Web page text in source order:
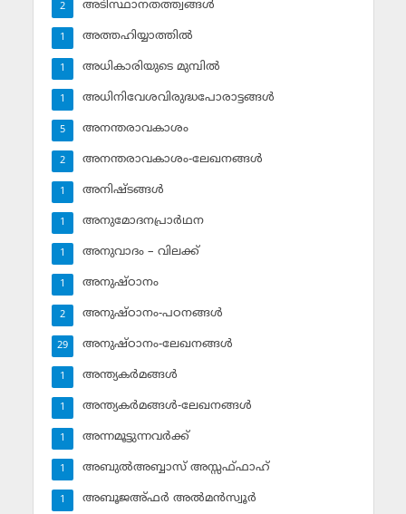
അടിസ്ഥാനതത്ത്വങ്ങള്‍
2
അത്തഹിയ്യാത്തില്‍
1
അധികാരിയുടെ മുമ്പില്‍
1
അധിനിവേശവിരുദ്ധപോരാട്ടങ്ങള്‍
1
അനന്തരാവകാശം
5
അനന്തരാവകാശം-ലേഖനങ്ങള്‍
2
അനിഷ്ടങ്ങള്‍
1
അനുമോദനപ്രാര്‍ഥന
1
അനുവാദം – വിലക്ക്‌
1
അനുഷ്ഠാനം
1
അനുഷ്ഠാനം-പഠനങ്ങള്‍
2
അനുഷ്ഠാനം-ലേഖനങ്ങള്‍
29
അന്ത്യകര്‍മങ്ങള്‍
1
അന്ത്യകര്‍മങ്ങള്‍-ലേഖനങ്ങള്‍
1
അന്നമൂട്ടുന്നവര്‍ക്ക്
1
അബുല്‍അബ്ബാസ് അസ്സഫ്ഫാഹ്‌
1
അബൂജഅ്ഫര്‍ അല്‍മന്‍സ്വൂര്‍
1